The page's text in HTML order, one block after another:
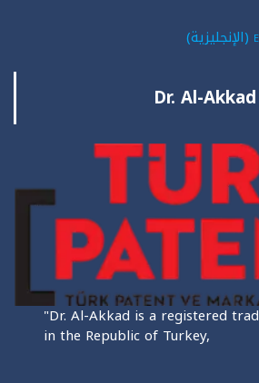
(الإنجليزية)
Dr. Al-Akkad
"Dr. Al-Akkad is a registered
in the Republic of Turkey,